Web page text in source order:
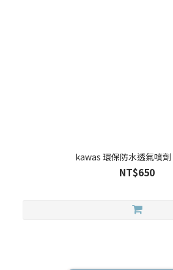
kawas 環保防水透氣噴
NT$650